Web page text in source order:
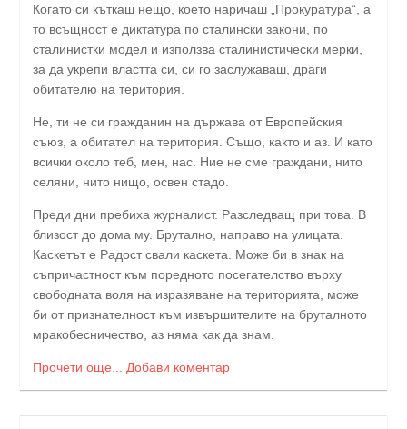
Когато си къткаш нещо, което наричаш „Прокуратура“, а
то всъщност е диктатура по сталински закони, по
сталинистки модел и използва сталинистически мерки,
за да укрепи властта си, си го заслужаваш, драги
обитателю на територия.
Не, ти не си гражданин на държава от Европейския
съюз, а обитател на територия. Също, както и аз. И като
всички около теб, мен, нас. Ние не сме граждани, нито
селяни, нито нищо, освен стадо.
Преди дни пребиха журналист. Разследващ при това. В
близост до дома му. Брутално, направо на улицата.
Каскетът е Радост свали каскета. Може би в знак на
съпричастност към поредното посегателство върху
свободната воля на изразяване на територията, може
би от признателност към извършителите на бруталното
мракобесничество, аз няма как да знам.
Прочети още... Добави коментар